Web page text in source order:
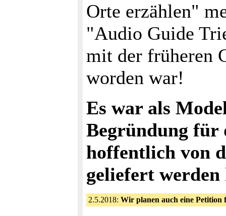
Orte erzählen"
"Audio Guide
mit der früheren
worden war!
Es war als
Begründung für
hoffentlich von
geliefert werden
2.5.2018: Wir planen auch eine Petition